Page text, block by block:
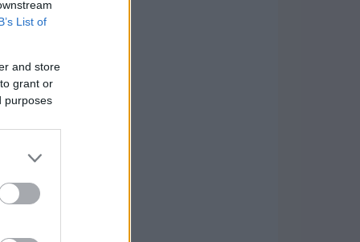
List of
and store
grant or
purposes